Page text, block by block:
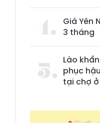
Giá Yên
3 tháng
Lào
phục
tại chợ